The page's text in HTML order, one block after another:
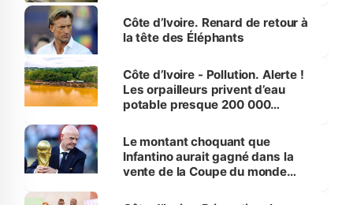
Côte d’Ivoire. Renard de retour à
la tête des Éléphants
Côte d’Ivoire - Pollution. Alerte !
Les orpailleurs privent d’eau
potable presque 200 000
Le montant choquant que
Infantino aurait gagné dans la
vente de la Coupe du monde